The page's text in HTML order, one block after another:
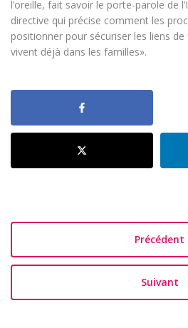
l’oreille, fait savoir le porte-parole de
directive qui précise comment les
positionner pour sécuriser les liens
vivent déjà dans les familles».
Précédent
Suivant